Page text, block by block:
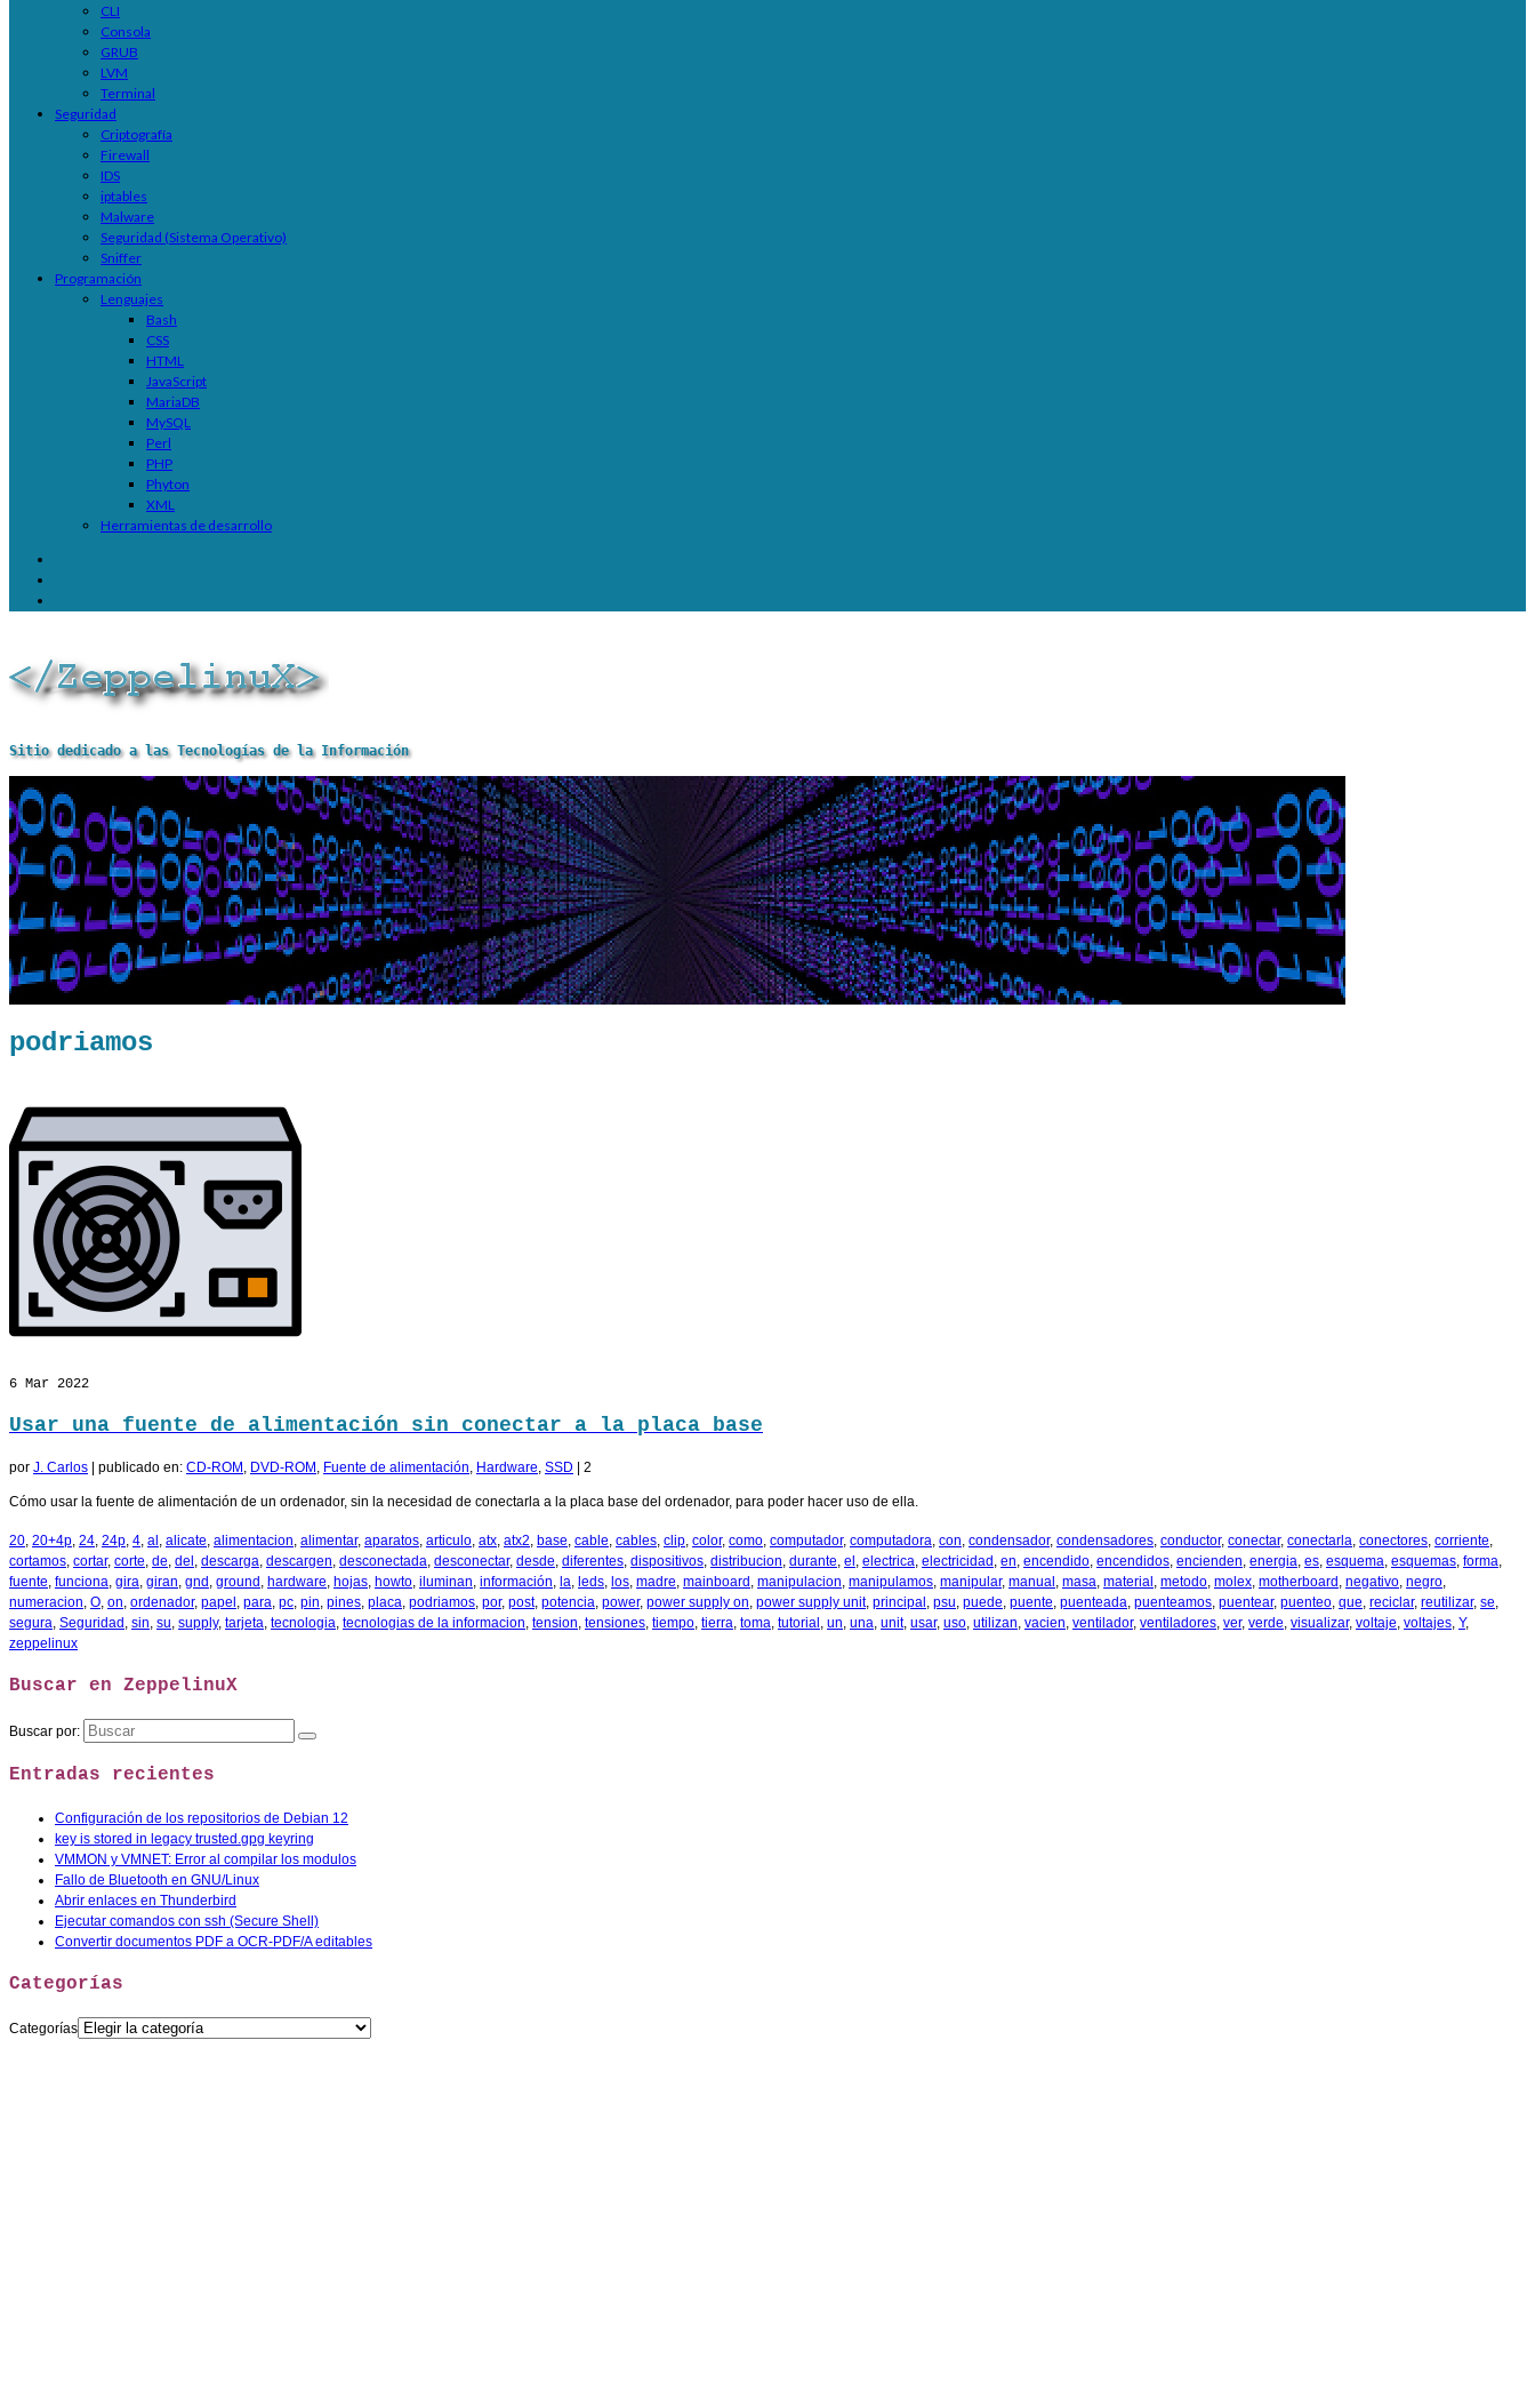
CLI
Consola
GRUB
LVM
Terminal
Seguridad
Criptografía
Firewall
IDS
iptables
Malware
Seguridad (Sistema Operativo)
Sniffer
Programación
Lenguajes
Bash
CSS
HTML
JavaScript
MariaDB
MySQL
Perl
PHP
Phyton
XML
Herramientas de desarrollo
Sitio dedicado a las Tecnologías de la Información
podriamos
6 Mar 2022
Usar una fuente de alimentación sin conectar a la placa base
por J. Carlos publicado en: CD-ROM , DVD-ROM , Fuente de alimentación, Hardware, SSD 2
Cómo usar la fuente de alimentación de un ordenador, sin la necesidad de conectarla a la placa base del ordenador, para poder hacer uso de ella.
20, 20+4p, 24, 24p, 4, al , alicate, alimentacion, alimentar, aparatos, articulo, atx, atx2, base, cable, cables, clip, color, como, computador, computadora, con, condensador, condensadores, conductor, conectar, conectarla, conectores, corriente,
cortamos, cortar, corte, de, del , descarga, descargen, desconectada, desconectar, desde, diferentes, dispositivos, distribucion, durante, el , electrica, electricidad , en, encendido, encendidos, encienden, energia, es, esquema, esquemas, forma,
fuente, funciona, gira, giran, gnd , ground , hardware, hojas, howto, iluminan, información, la, leds, los, madre, mainboard , manipulacion, manipulamos, manipular, manual , masa, material , metodo, molex, motherboard , negativo, negro,
numeracion, O, on, ordenador, papel , para, pc, pin, pines, placa, podriamos, por, post, potencia, power, power supply on, power supply unit, principal , psu, puede, puente, puenteada, puenteamos, puentear, puenteo, que, reciclar, reutilizar, se,
segura, Seguridad , sin, su, supply, tarjeta, tecnologia, tecnologias de la informacion, tension, tensiones, tiempo, tierra, toma, tutorial , un, una, unit, usar, uso, utilizan, vacien, ventilador, ventiladores, ver, verde, visualizar, voltaje, voltajes, Y,
zeppelinux
Buscar en ZeppelinuX
Buscar por:
Entradas recientes
Configuración de los repositorios de Debian 12
key is stored in legacy trusted.gpg keyring
VMMON y VMNET: Error al compilar los modulos
Fallo de Bluetooth en GNU/Linux
Abrir enlaces en Thunderbird
Ejecutar comandos con ssh (Secure Shell)
Convertir documentos PDF a OCR-PDF/A editables
Categorías
Categorías